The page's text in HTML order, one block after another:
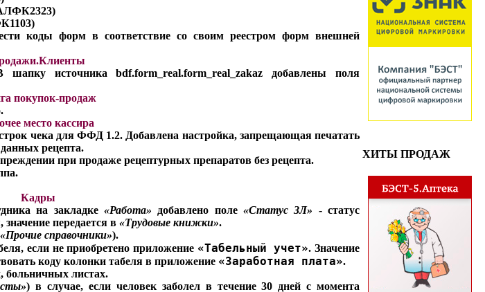
коды форм в соответствие со своим реестром форм внешней
источника bdf.form_real.form_real_zakaz добавлены поля
покупок-продаж
место кассира
чека для ФФД 1.2. Добавлена настройка, запрещающая печатать
рецепта.
при продаже рецептурных препаратов без рецепта.
Кадры
на закладке «Работа» добавлено поле «Статус ЗЛ» - статус
передается в «Трудовые книжки».
«Прочие справочники»).
если не приобретено приложение «Табельный учет». Значение
коду колонки табеля в приложение «Заработная плата».
больничных листах.
) в случае, если человек заболел в течение 30 дней с момента
ХИТЫ ПРОДАЖ